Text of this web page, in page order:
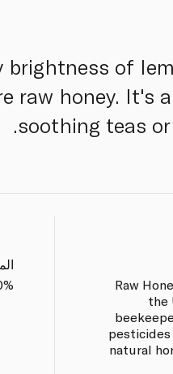
of
raw honey. It's
soothing teas
Raw
the
natural
and ginger.